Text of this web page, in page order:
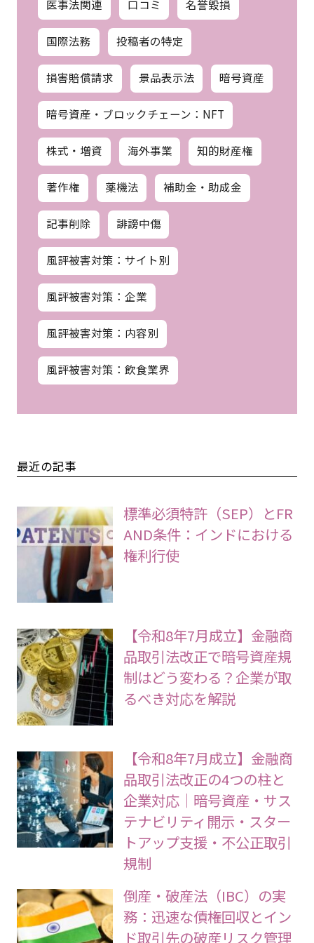
医事法関連 口コミ 名誉毀損
国際法務 投稿者の特定
損害賠償請求 景品表示法 暗号資産
暗号資産・ブロックチェーン：NFT
株式・増資 海外事業 知的財産権
著作権 薬機法 補助金・助成金
記事削除 誹謗中傷
風評被害対策：サイト別
風評被害対策：企業
風評被害対策：内容別
風評被害対策：飲食業界
最近の記事
標準必須特許（SEP）とFR
AND条件：インドにおける
権利行使
【令和8年7月成立】金融商
品取引法改正で暗号資産規
制はどう変わる？企業が取
るべき対応を解説
【令和8年7月成立】金融商
品取引法改正の4つの柱と
企業対応｜暗号資産・サス
テナビリティ開示・スター
トアップ支援・不公正取引
規制
倒産・破産法（IBC）の実
務：迅速な債権回収とイン
ド取引先の破産リスク管理